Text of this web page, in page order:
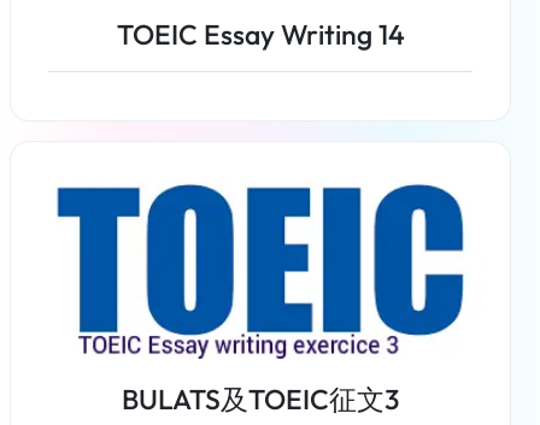
TOEIC Essay Writing 14
BULATS及TOEIC征文3